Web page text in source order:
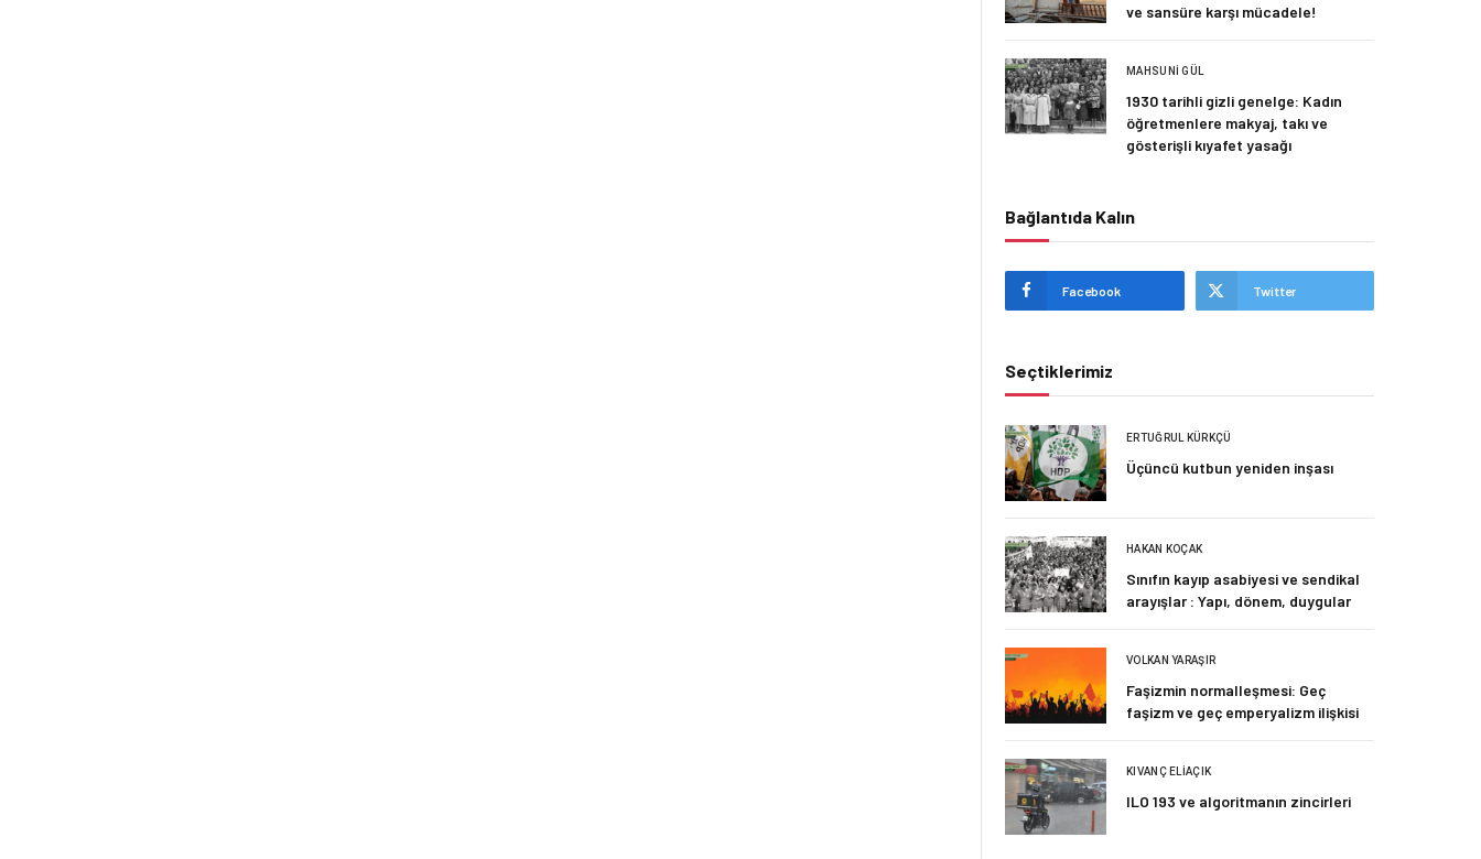
ve sansüre karşı mücadele!
MAHSUNI GÜL
1930 tarihli gizli genelge: Kadın
öğretmenlere makyaj, takı ve
gösterişli kıyafet yasağı
Bağlantıda Kalın
Facebook Twitter
Seçtiklerimiz
ERTUĞRUL KÜRKÇÜ
Üçüncü kutbun yeniden inşası
HAKAN KOÇAK
Sınıfın kayıp asabiyesi ve sendikal
arayışlar : Yapı, dönem, duygular
VOLKAN YARAŞIR
Faşizmin normalleşmesi: Geç
faşizm ve geç emperyalizm ilişkisi
KIVANÇ ELIAÇIK
ILO 193 ve algoritmanın zincirleri